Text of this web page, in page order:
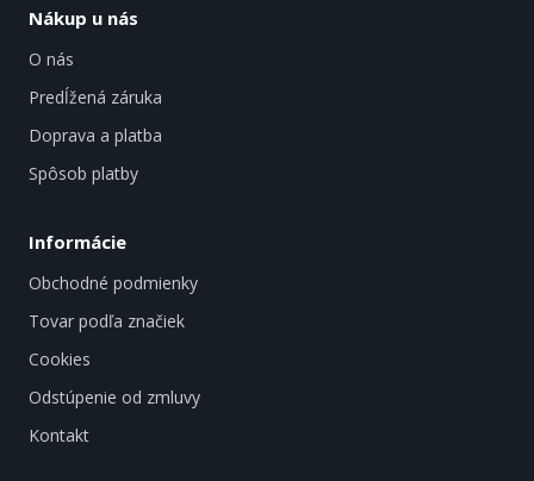
Nákup u nás
O nás
Predĺžená záruka
Doprava a platba
Spôsob platby
Informácie
Obchodné podmienky
Tovar podľa značiek
Cookies
Odstúpenie od zmluvy
Kontakt